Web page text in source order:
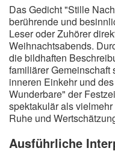
Das Gedicht "Stille
berührende und
Leser oder Zuhörer
Weihnachtsabends.
die bildhaften
familiärer Gemeinschaft
inneren Einkehr und
Wunderbare" der
spektakulär als
Ruhe und
Ausführliche